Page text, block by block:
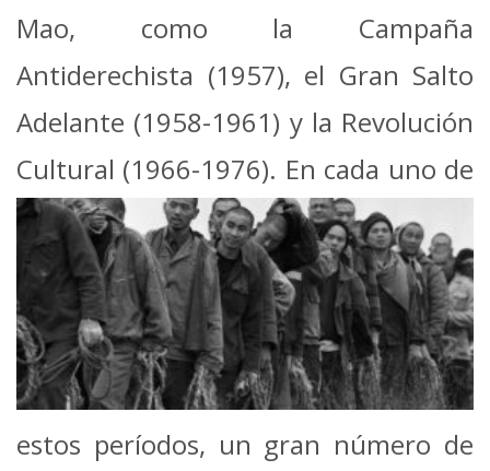
Mao, como la Campaña
Antiderechista (1957), el Gran Salto
Adelante (1958-1961) y la Revolución
Cultural (1966-1976). En cada uno de
estos períodos, un gran número de